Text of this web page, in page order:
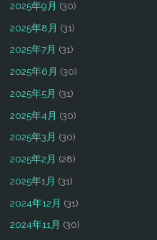
2025年9月 (30)
2025年8月 (31)
2025年7月 (31)
2025年6月 (30)
2025年5月 (31)
2025年4月 (30)
2025年3月 (30)
2025年2月 (28)
2025年1月 (31)
2024年12月 (31)
2024年11月 (30)